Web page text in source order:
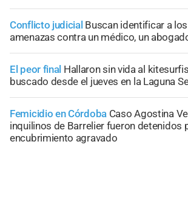
Conflicto judicial Buscan identificar a
amenazas contra un médico, un
El peor final Hallaron sin vida al
buscado desde el jueves en la Laguna
Femicidio en Córdoba Caso Agostina
inquilinos de Barrelier fueron detenidos
encubrimiento agravado